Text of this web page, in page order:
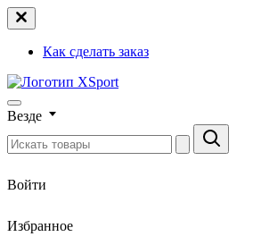
Как сделать заказ
Везде
Войти
Избранное